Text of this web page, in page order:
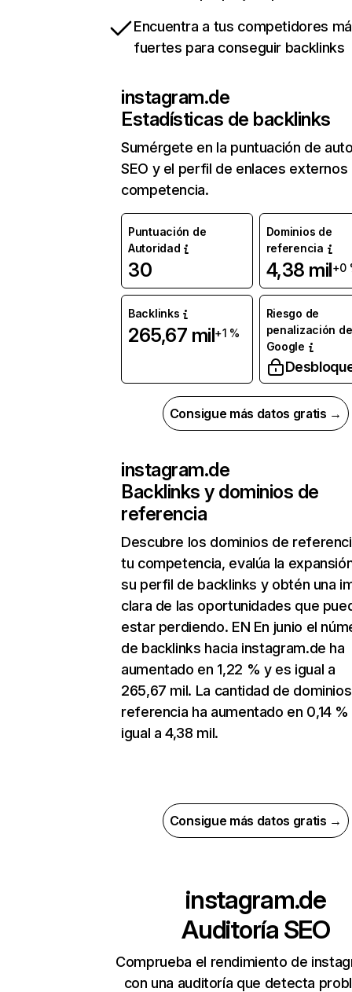
Encuentra a tus competidores
fuertes para conseguir backlinks
instagram.de
Estadísticas de backlinks
Sumérgete en la puntuación de
SEO y el perfil de enlaces externos
competencia.
Puntuación de
Autoridad
30
Dominios de
referencia
4,38 mil+0
Backlinks
265,67 mil+1 %
Riesgo de
penalización de
Google
Consigue más datos gratis →
instagram.de
Backlinks y dominios de
referencia
Descubre los dominios de
tu competencia, evalúa la
su perfil de backlinks y obtén una
clara de las oportunidades que
estar perdiendo. EN En junio el
de backlinks hacia instagram.de ha
aumentado en 1,22 % y es igual a
265,67 mil. La cantidad de
referencia ha aumentado en 0,14
igual a 4,38 mil.
Consigue más datos gratis →
instagram.de
Auditoría SEO
Comprueba el rendimiento de
con una auditoría que detecta